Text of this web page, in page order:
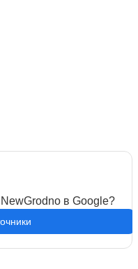
в Google?